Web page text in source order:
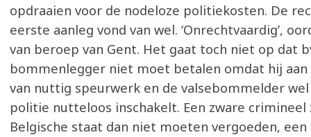
opdraaien voor de nodeloze politiekosten. De
eerste aanleg vond van wel. ‘Onrechtvaardig’,
van beroep van Gent. Het gaat toch niet op dat
bommenlegger niet moet betalen omdat hij aan
van nuttig speurwerk en de valsebommelder
politie nutteloos inschakelt. Een zware crimineel
Belgische staat dan niet moeten vergoeden,